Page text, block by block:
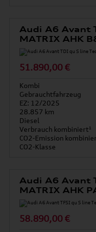
Audi A6 Avant
MATRIX AHK
51.890,00 €
Kombi
Gebrauchtfahrzeug
EZ: 12/2025
28.857 km
Diesel
Verbrauch kombiniert¹
CO2-Emission
CO2-Klasse
Audi A6 Avant
MATRIX AHK
58.890,00 €